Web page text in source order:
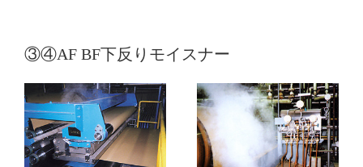
③④AF BF下反りモイスナー